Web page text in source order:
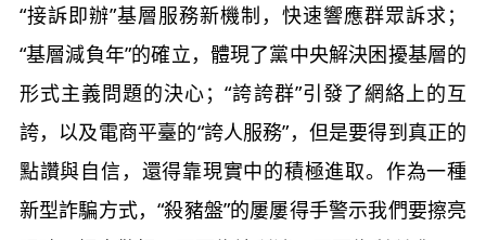
“接訴即辦”基層服務新機制，快速響應群眾訴求；
“基層減負年”的確立，體現了黨中央解決困擾基層的
形式主義問題的決心；“誇誇群”引發了網絡上的互
誇，以及電商平臺的“誇人服務”，但是要得到真正的
點讚與自信，還得靠現實中的積極進取。作為一種
新型詐騙方式，“殺豬盤”的屢屢得手警示我們要擦亮